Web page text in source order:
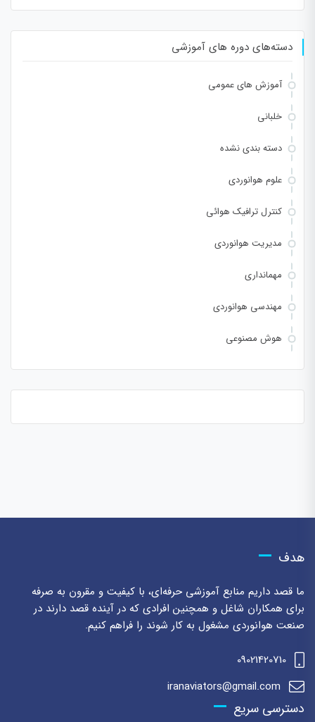
دسته‌های دوره های آموزشی
آموزش های عمومی
خلبانی
دسته بندی نشده
علوم هوانوردی
کنترل ترافیک هوائی
مدیریت هوانوردی
مهمانداری
مهندسی هوانوردی
هوش مصنوعی
هدف
ما قصد داریم منابع آموزشی حرفه‌ای، با کیفیت و مقرون به صرفه
برای همکاران شاغل و همچنین افرادی که در آینده قصد دارند در
صنعت هوانوردی مشغول به کار شوند را فراهم کنیم.
09021420710
iranaviators@gmail.com
دسترسی سریع